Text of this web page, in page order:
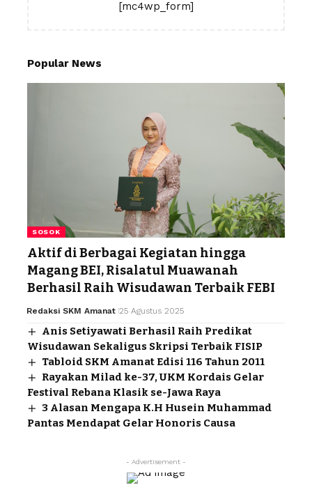
[mc4wp_form]
Popular News
SOSOK
Aktif di Berbagai Kegiatan hingga
Magang BEI, Risalatul Muawanah
Berhasil Raih Wisudawan Terbaik FEBI
Redaksi SKM Amanat 25 Agustus 2025
Anis Setiyawati Berhasil Raih Predikat
Wisudawan Sekaligus Skripsi Terbaik FISIP
Tabloid SKM Amanat Edisi 116 Tahun 2011
Rayakan Milad ke-37, UKM Kordais Gelar
Festival Rebana Klasik se-Jawa Raya
3 Alasan Mengapa K.H Husein Muhammad
Pantas Mendapat Gelar Honoris Causa
- Advertisement -